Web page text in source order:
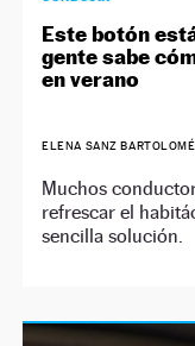
Este botón
gente sabe
en verano
ELENA SANZ BARTOLOMÉ
Muchos
refrescar el
sencilla solución.